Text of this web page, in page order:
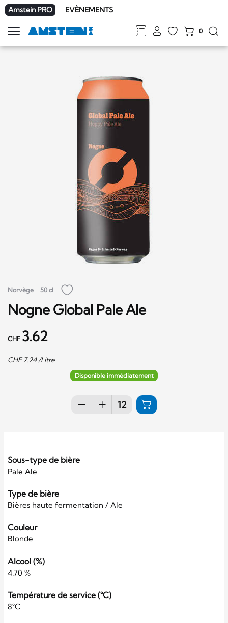
Amstein PRO EVÈNEMENTS
FRDEENIT
0
Afficher
la
Norvège 50 cl
Nogne Global Pale Ale
CHF 3.62
CHF 7.24/Litre
Disponible immédiatement
Sous-type de bière
Pale Ale
Type de bière
Bières haute fermentation / Ale
Couleur
Blonde
Alcool (%)
4.70 %
Température de service (°C)
8°C